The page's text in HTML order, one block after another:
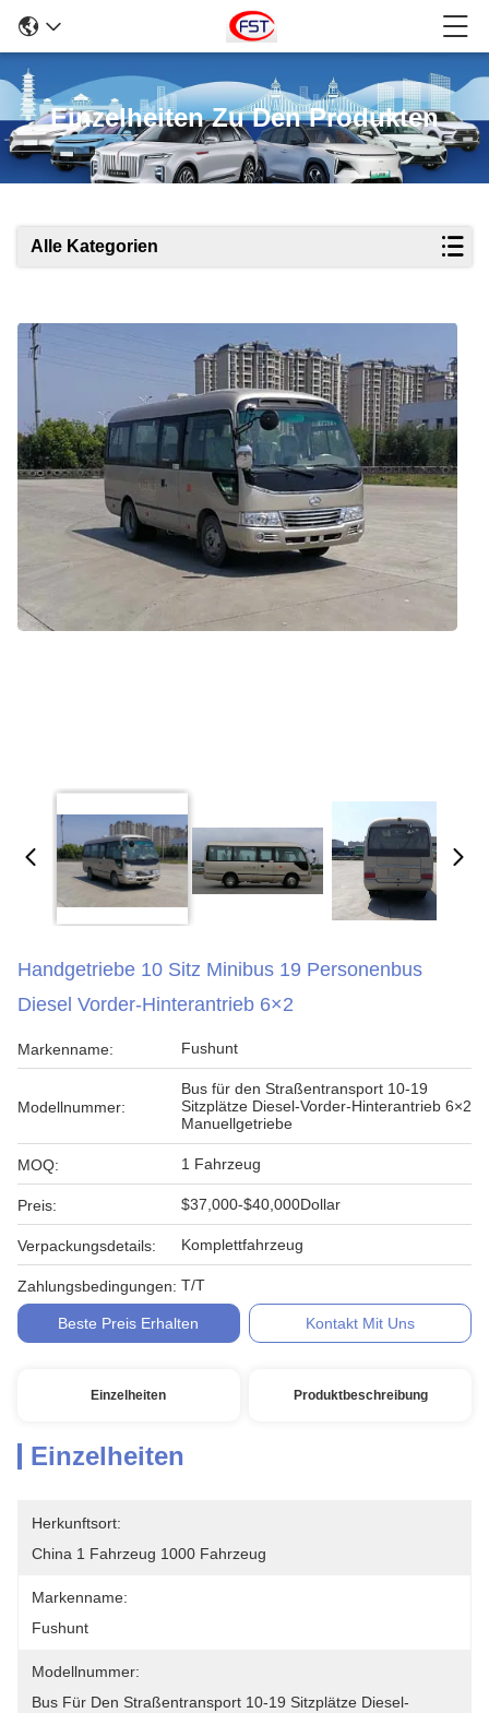
Einzelheiten Zu Den Produkten
Alle Kategorien
Handgetriebe 10 Sitz Minibus 19 Personenbus
Diesel Vorder-Hinterantrieb 6×2
Markenname: Fushunt
Modellnummer:
Bus für den Straßentransport 10-19
Sitzplätze Diesel-Vorder-Hinterantrieb 6×2
Manuellgetriebe
MOQ: 1 Fahrzeug
Preis: $37,000-$40,000Dollar
Verpackungsdetails: Komplettfahrzeug
Zahlungsbedingungen: T/T
Beste Preis Erhalten Kontakt Mit Uns
Einzelheiten Produktbeschreibung
Einzelheiten
Herkunftsort:
China 1 Fahrzeug 1000 Fahrzeug
Markenname:
Fushunt
Modellnummer:
Bus Für Den Straßentransport 10-19 Sitzplätze Diesel-